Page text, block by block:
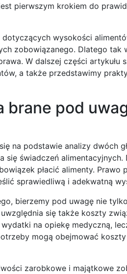
pierwszym krokiem do
wysokości
zobowiązanego. Dlatego tak
W dalszej części
a także przedstawimy
brane pod
na podstawie analizy dwóch
się świadczeń
płacić alimenty. Prawo
sprawiedliwą i adekwatną
bierzemy pod uwagę nie
się także koszty
na opiekę medyczną,
mogą obejmować
zarobkowe i majątkowe